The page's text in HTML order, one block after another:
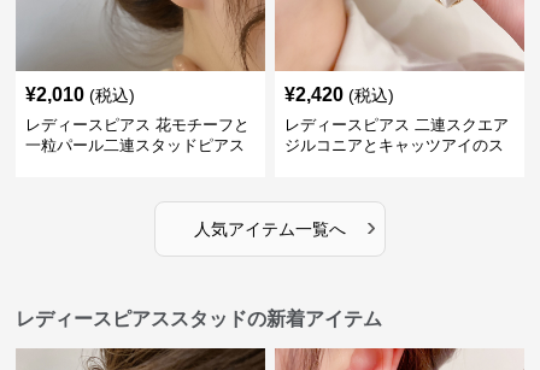
¥2,010 (税込)
レディースピアス 花モチーフと
一粒パール二連スタッドピアス
¥2,420 (税込)
レディースピアス 二連スクエア
ジルコニアとキャッツアイのス
人気アイテム一覧へ ›
レディースピアススタッドの新着アイテム